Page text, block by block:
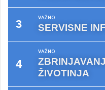
VAŽNO
SERVISNE
VAŽNO
ŽIVOTINJA